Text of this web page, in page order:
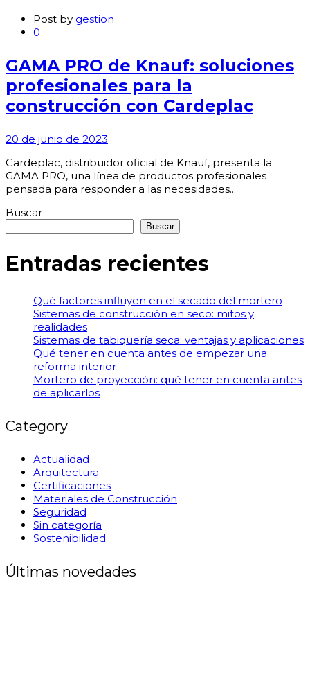
Post by gestion
0
GAMA PRO de Knauf: soluciones
profesionales para la
construcción con Cardeplac
20 de junio de 2023
Cardeplac, distribuidor oficial de Knauf, presenta la
GAMA PRO, una línea de productos profesionales
pensada para responder a las necesidades...
Buscar
Buscar
Entradas recientes
Qué factores influyen en el secado del mortero
Sistemas de construcción en seco: mitos y
realidades
Sistemas de tabiquería seca: ventajas y aplicaciones
Qué tener en cuenta antes de empezar una
reforma interior
Mortero de proyección: qué tener en cuenta antes
de aplicarlos
Category
Actualidad
Arquitectura
Certificaciones
Materiales de Construcción
Seguridad
Sin categoría
Sostenibilidad
Últimas novedades